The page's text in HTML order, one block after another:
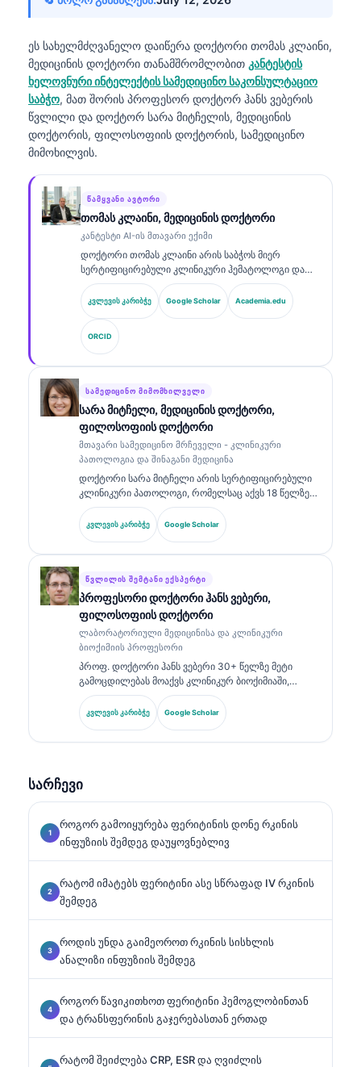
ეს სახელმძღვანელო დაიწერა დოქტორი თომას კლაინი,
მედიცინის დოქტორი თანამშრომლობით კანტესტის
ხელოვნური ინტელექტის სამედიცინო საკონსულტაციო
საბჭო, მათ შორის პროფესორ დოქტორ ჰანს ვებერის
წვლილი და დოქტორ სარა მიტჩელის, მედიცინის
დოქტორის, ფილოსოფიის დოქტორის, სამედიცინო
მიმოხილვის.
ᲬᲐᲛᲧᲕᲐᲜᲘ ᲐᲕᲢᲝᲠᲘ
თომას კლაინი, მედიცინის დოქტორი
კანტესტი AI-ის მთავარი ექიმი
დოქტორი თომას კლაინი არის საბჭოს მიერ
სერტიფიცირებული კლინიკური ჰემატოლოგი და
ინტერნისტი, რომელსაც აქვს 15 წელზე მეტი
გამოცდილება ლაბორატორიულ მედიცინაში და AI-
ით მხარდაჭერილ კლინიკურ ანალიზში. როგორც
Kantesti AI-ის მთავარი სამედიცინო ოფიცერი, ის
უზრუნველყოფს საკუთრებაში არსებული
ნეირონული ქსელის სამედიცინო სიზუსტის
კლინიკურ ზედამხედველობას. დოქტორ კლაინს
ფართოდ აქვს გამოქვეყნებული ბიომარკერების
ინტერპრეტაციისა და ლაბორატორიული
დიაგნოსტიკის შესახებ ლაბორატორიული
მედიცინის თემებზე.
კვლევის კარიბჭე Google Scholar Academia.edu
ORCID
ᲡᲐᲛᲔᲓᲘᲪᲘᲜᲝ ᲛᲘᲛᲝᲛᲮᲘᲚᲕᲔᲚᲘ
სარა მიტჩელი, მედიცინის დოქტორი,
ფილოსოფიის დოქტორი
მთავარი სამედიცინო მრჩეველი - კლინიკური
პათოლოგია და შინაგანი მედიცინა
დოქტორი სარა მიტჩელი არის სერტიფიცირებული
კლინიკური პათოლოგი, რომელსაც აქვს 18 წელზე
მეტი გამოცდილება ლაბორატორიულ მედიცინაში
და დიაგნოსტიკურ ანალიზში. მას აქვს
სპეციალიზებული სერტიფიკატები კლინიკურ ქიმიაში
კლინიკურ პრაქტიკაში.
კვლევის კარიბჭე Google Scholar
ᲬᲕᲚᲘᲚᲘᲡ ᲨᲔᲛᲢᲐᲜᲘ ᲔᲥᲡᲞᲔᲠᲢᲘ
პროფესორი დოქტორი ჰანს ვებერი,
ფილოსოფიის დოქტორი
ლაბორატორიული მედიცინისა და კლინიკური
ბიოქიმიის პროფესორი
პროფ. დოქტორი ჰანს ვებერი 30+ წელზე მეტი
გამოცდილებას მოაქვს კლინიკურ ბიოქიმიაში,
ლაბორატორიულ მედიცინაში და ბიომარკერების
კვლევაში. ის იყო გერმანიის კლინიკური ქიმიის
საზოგადოების ყოფილი პრეზიდენტი და
კვლევის კარიბჭე Google Scholar
სარჩევი
როგორ გამოიყურება ფერიტინის დონე რკინის
ინფუზიის შემდეგ დაუყოვნებლივ
რატომ იმატებს ფერიტინი ასე სწრაფად IV რკინის
შემდეგ
როდის უნდა გაიმეოროთ რკინის სისხლის
ანალიზი ინფუზიის შემდეგ
როგორ წავიკითხოთ ფერიტინი ჰემოგლობინთან
და ტრანსფერინის გაჯერებასთან ერთად
რატომ შეიძლება CRP, ESR და ღვიძლის